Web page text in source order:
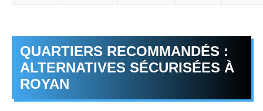
QUARTIERS RECOMMANDÉS :
ALTERNATIVES SÉCURISÉES À
ROYAN